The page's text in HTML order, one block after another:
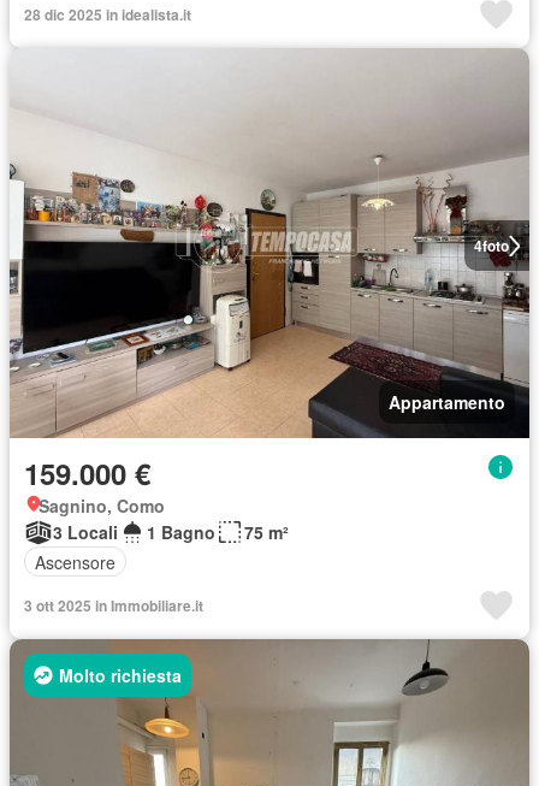
28 dic 2025 in idealista.it
4foto
Appartamento
159.000 €
Sagnino, Como
3 Locali
1 Bagno
75 m²
Ascensore
3 ott 2025 in Immobiliare.it
Molto richiesta